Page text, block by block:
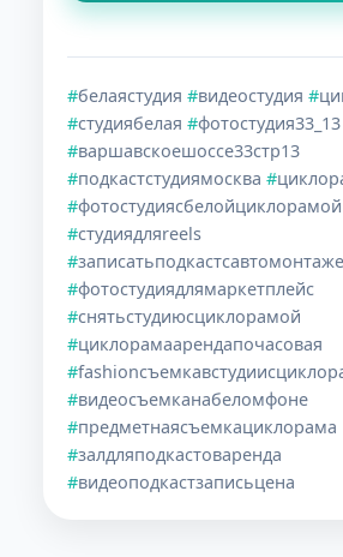
#белаястудия #видеостудия #
#студиябелая #фотостудия33_13
#варшавскоешоссе33стр13
#подкастстудиямосква #
#фотостудиясбелойциклорамой
#студиядляreels
#
#фотостудиядлямаркетплейс
#снятьстудиюсциклорамой
#циклорамаарендапочасовая
#
#видеосъемканабеломфоне
#предметнаясъемкациклорама
#залдляподкастоваренда
#видеоподкастзаписьцена